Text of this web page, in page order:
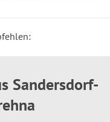
Sandersdorf-